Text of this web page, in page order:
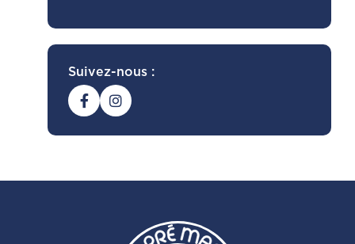
Suivez-nous :